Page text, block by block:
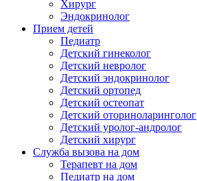
Хирург
Эндокринолог
Прием детей
Педиатр
Детский гинеколог
Детский невролог
Детский эндокринолог
Детский ортопед
Детский остеопат
Детский оториноларинголог
Детский уролог-андролог
Детский хирург
Служба вызова на дом
Терапевт на дом
Педиатр на дом